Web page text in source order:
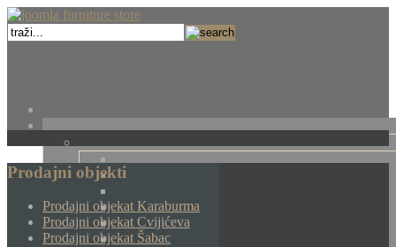
Prodajni objekti
Prodajni objekat Karaburma
Prodajni objekat Cvijićeva
Prodajni objekat Šabac